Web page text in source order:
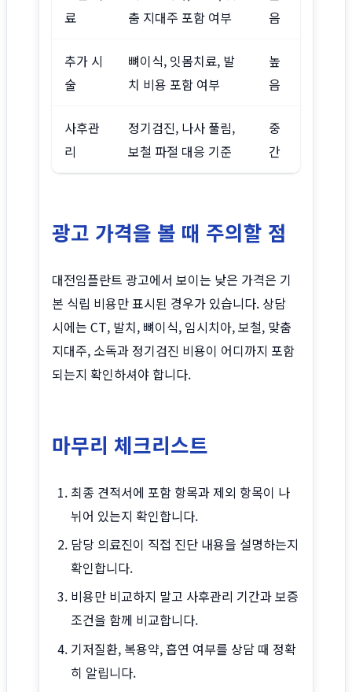
료
춤 지대주 포함 여부
음
추가 시
술
뼈이식, 잇몸치료, 발
치 비용 포함 여부
높
음
사후관
리
정기검진, 나사 풀림,
보철 파절 대응 기준
중
간
광고 가격을 볼 때 주의할 점
대전임플란트 광고에서 보이는 낮은 가격은 기
본 식립 비용만 표시된 경우가 있습니다. 상담
시에는 CT, 발치, 뼈이식, 임시치아, 보철, 맞춤
지대주, 소독과 정기검진 비용이 어디까지 포함
되는지 확인하셔야 합니다.
마무리 체크리스트
최종 견적서에 포함 항목과 제외 항목이 나
뉘어 있는지 확인합니다.
담당 의료진이 직접 진단 내용을 설명하는지
확인합니다.
비용만 비교하지 말고 사후관리 기간과 보증
조건을 함께 비교합니다.
기저질환, 복용약, 흡연 여부를 상담 때 정확
히 알립니다.